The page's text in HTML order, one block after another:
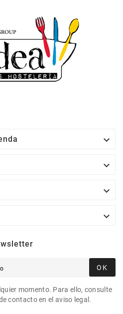




OK
momento. Para ello, consulte
contacto en el aviso legal.